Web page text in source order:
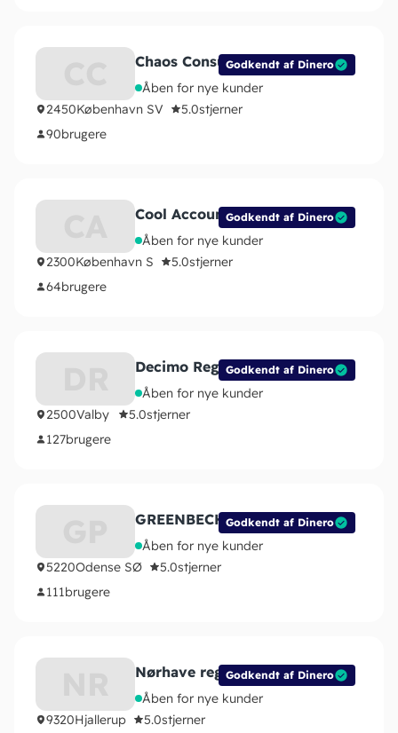
Godkendt af Dinero
Chaos Consulting Group
Åben for nye kunder
2450København SV 5.0stjerner
90brugere
Godkendt af Dinero
Cool Accounts ApS
Åben for nye kunder
2300København S 5.0stjerner
64brugere
Godkendt af Dinero
Decimo Regnskab ApS
Åben for nye kunder
2500Valby 5.0stjerner
127brugere
Godkendt af Dinero
GREENBECH PARTNERS ApS
Åben for nye kunder
5220Odense SØ 5.0stjerner
111brugere
Godkendt af Dinero
Nørhave regnskab
Åben for nye kunder
9320Hjallerup 5.0stjerner